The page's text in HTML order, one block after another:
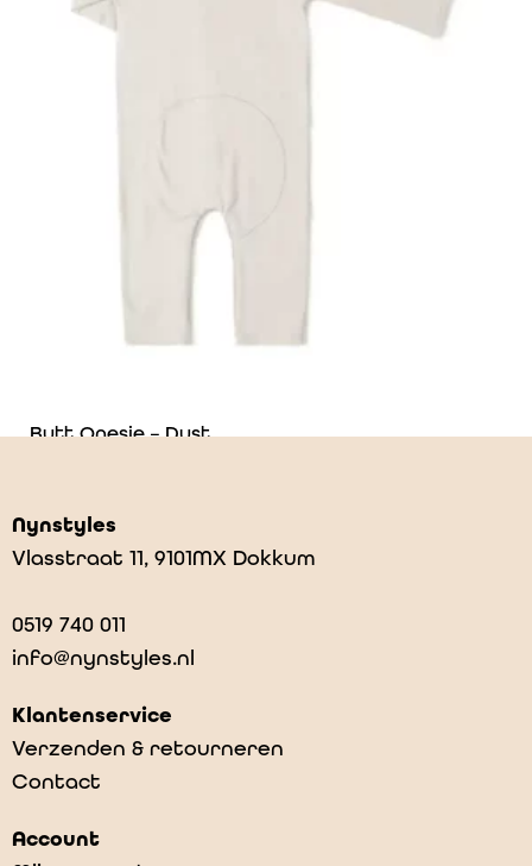
Butt Onesie – Dust
Nynstyles
Vlasstraat 11, 9101MX Dokkum
0519 740 011
info@nynstyles.nl
Klantenservice
Verzenden & retourneren
Contact
Account